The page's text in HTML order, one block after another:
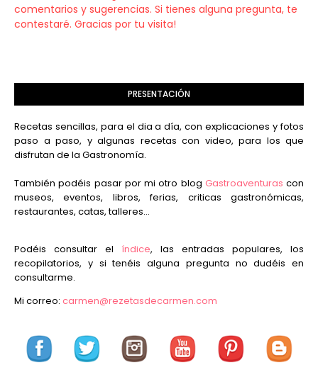
comentarios y sugerencias. Si tienes alguna pregunta, te
contestaré. Gracias por tu visita!
PRESENTACIÓN
Recetas sencillas, para el dia a día, con explicaciones y fotos
paso a paso, y algunas recetas con video, para los que
disfrutan de la Gastronomía.
También podéis pasar por mi otro blog Gastroaventuras con
museos, eventos, libros, ferias, criticas gastronómicas,
restaurantes, catas, talleres...
Podéis consultar el índice, las entradas populares, los
recopilatorios, y si tenéis alguna pregunta no dudéis en
consultarme.
Mi correo: carmen@rezetasdecarmen.com